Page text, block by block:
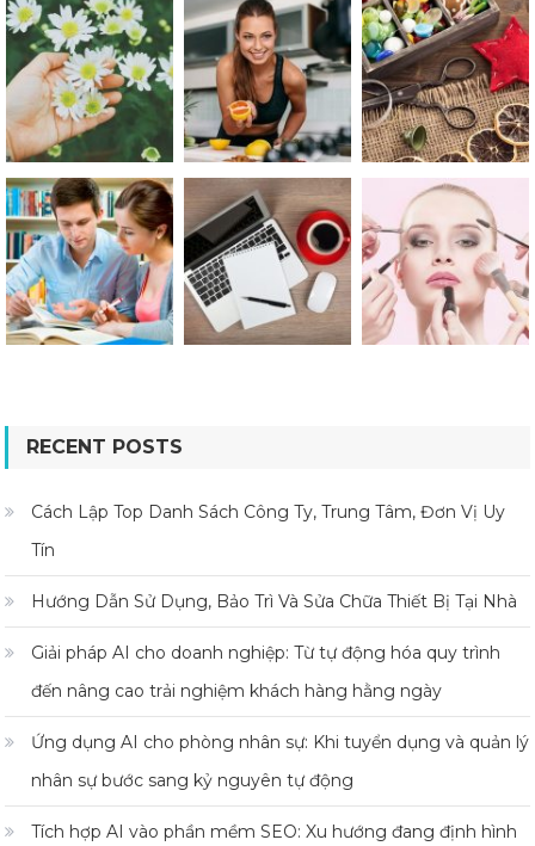
RECENT POSTS
Cách Lập Top Danh Sách Công Ty, Trung Tâm, Đơn Vị Uy
Tín
Hướng Dẫn Sử Dụng, Bảo Trì Và Sửa Chữa Thiết Bị Tại Nhà
Giải pháp AI cho doanh nghiệp: Từ tự động hóa quy trình
đến nâng cao trải nghiệm khách hàng hằng ngày
Ứng dụng AI cho phòng nhân sự: Khi tuyển dụng và quản lý
nhân sự bước sang kỷ nguyên tự động
Tích hợp AI vào phần mềm SEO: Xu hướng đang định hình